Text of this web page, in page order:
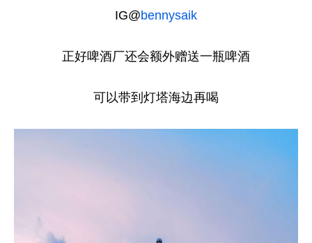
IG@bennysaik
正好啤酒厂还会额外赠送一瓶啤酒
可以带到灯塔海边再喝